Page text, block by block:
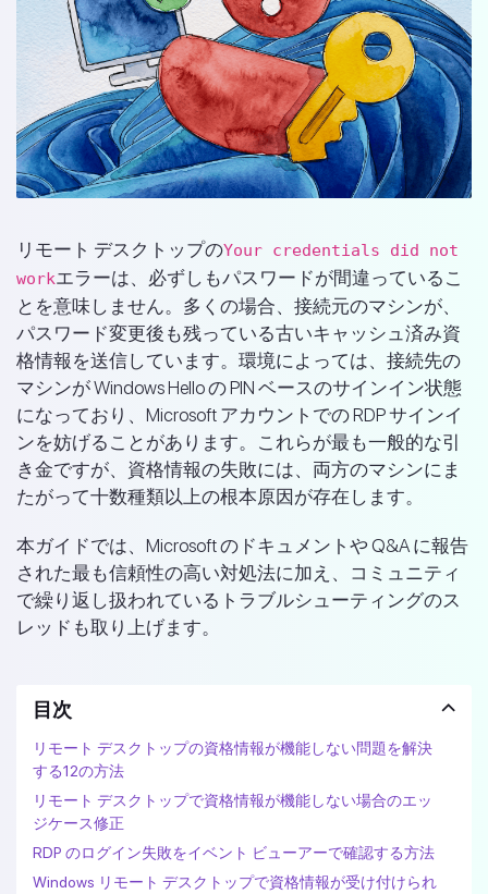
リモート デスクトップのYour credentials did not
workエラーは、必ずしもパスワードが間違っているこ
とを意味しません。多くの場合、接続元のマシンが、
パスワード変更後も残っている古いキャッシュ済み資
格情報を送信しています。環境によっては、接続先の
マシンが Windows Hello の PIN ベースのサインイン状態
になっており、Microsoft アカウントでの RDP サインイ
ンを妨げることがあります。これらが最も一般的な引
き金ですが、資格情報の失敗には、両方のマシンにま
たがって十数種類以上の根本原因が存在します。
本ガイドでは、Microsoft のドキュメントや Q&A に報告
された最も信頼性の高い対処法に加え、コミュニティ
で繰り返し扱われているトラブルシューティングのス
レッドも取り上げます。
目次
リモート デスクトップの資格情報が機能しない問題を解決
する12の方法
リモート デスクトップで資格情報が機能しない場合のエッ
ジケース修正
RDP のログイン失敗をイベント ビューアーで確認する方法
Windows リモート デスクトップで資格情報が受け付けられ